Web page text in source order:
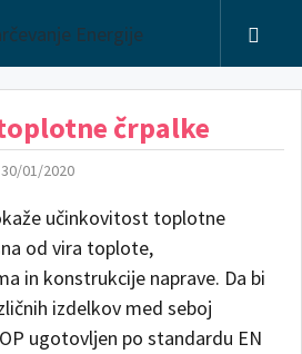
črpalke
30/01/2020
učinkovitost toplotne
od vira toplote,
in konstrukcije naprave. Da bi
izdelkov med seboj
ugotovljen po standardu EN